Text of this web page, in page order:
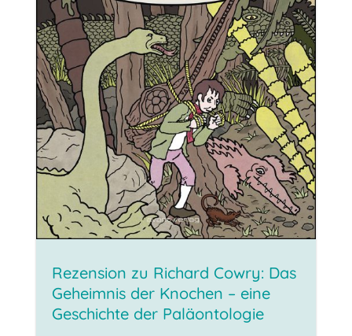
Rezension zu Richard Cowry: Das
Geheimnis der Knochen – eine
Geschichte der Paläontologie